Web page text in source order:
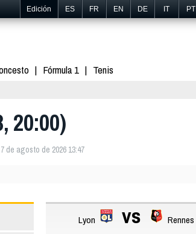
Edición ES FR EN DE IT PT
Fórmula 1
Tenis
20:00)
de agosto de 2026 13:47
Lyon vs Rennes